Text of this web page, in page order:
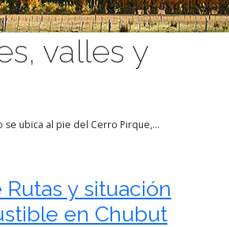
valles y
ubica al pie del Cerro Pirque,...
Rutas y situación
en Chubut